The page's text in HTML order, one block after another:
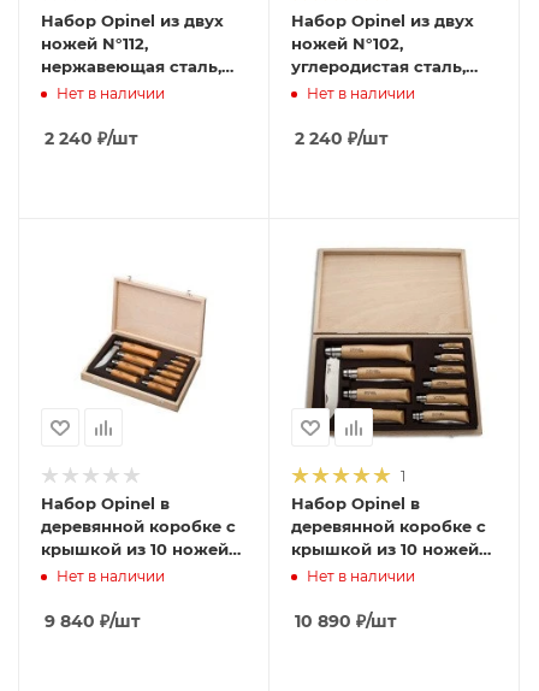
Набор Opinel из двух
ножей N°112,
нержавеющая сталь,
для очистки овощей.
Нет в наличии
2 240 ₽/шт
Набор Opinel из двух
ножей N°102,
углеродистая сталь,
для очистки овощей.
Нет в наличии
2 240 ₽/шт
Набор Opinel в
деревянной коробке с
крышкой из 10 ножей
разных размеров из
183102
Нет в наличии
9 840 ₽/шт
1
Набор Opinel в
деревянной коробке с
крышкой из 10 ножей
разных размеров из
Нет в наличии
10 890 ₽/шт